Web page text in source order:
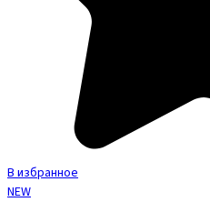
В избранное
NEW